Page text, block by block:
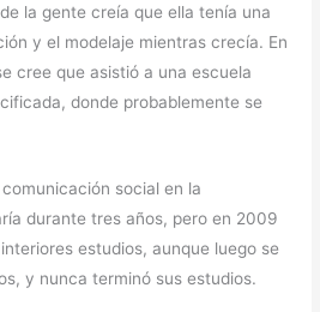
la gente creía que ella tenía una
y el modelaje mientras crecía. En
cree que asistió a una escuela
donde probablemente se
social en la
durante tres años, pero en 2009
estudios, aunque luego se
y nunca terminó sus estudios.